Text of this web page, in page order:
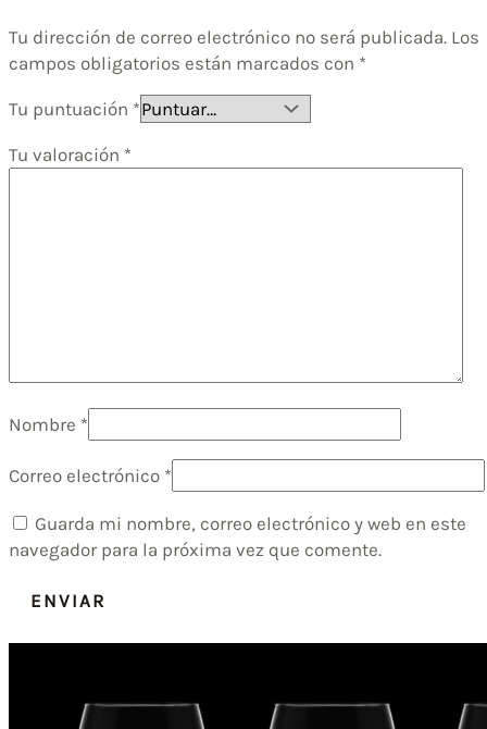
Tu dirección de correo electrónico no será publicada. Los
campos obligatorios están marcados con *
Tu puntuación *
Tu valoración *
Nombre *
Correo electrónico *
Guarda mi nombre, correo electrónico y web en este
navegador para la próxima vez que comente.